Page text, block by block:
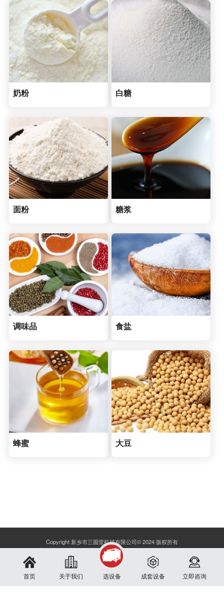
首页 关于我们 选设备 成套设备 立即咨询
奶粉 白糖
面粉 糖浆
调味品 食盐
蜂蜜 大豆
Copyright 新乡市三圆堂机械有限公司© 2024 版权所有
备案号：豫ICP备13017345号-1服务热线：13262170985sitemap